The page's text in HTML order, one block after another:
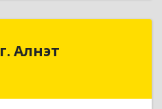
Алнэт
Алнэт
край, Назарово г,